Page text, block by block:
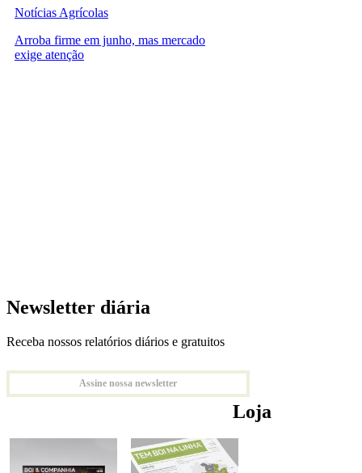
Notícias Agrícolas
Arroba firme em junho, mas mercado
exige atenção
Newsletter diária
Receba nossos relatórios diários e gratuitos
Assine nossa newsletter
Loja